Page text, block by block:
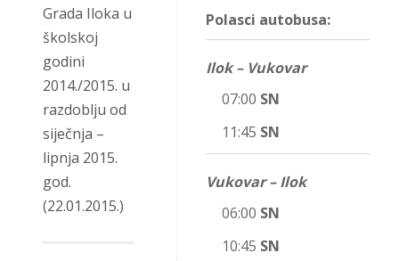
Grada Iloka u
školskoj
godini
2014./2015. u
razdoblju od
siječnja –
lipnja 2015.
god.
(22.01.2015.)
Polasci autobusa:
Ilok – Vukovar
07:00 SN
11:45 SN
Vukovar – Ilok
06:00 SN
10:45 SN